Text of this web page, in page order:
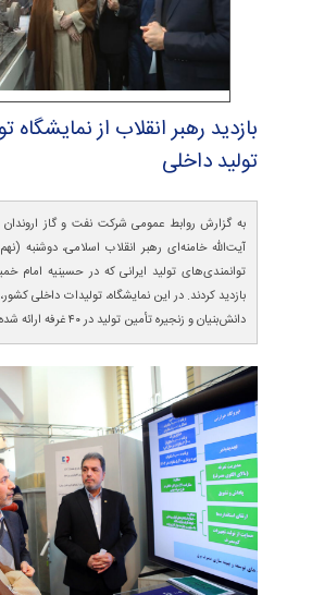
بازدید رهبر انقلاب از نمایشگاه
تولید داخلی
به گزارش روابط عمومی شرکت نفت و گاز
آیت‌الله خامنه‌ای رهبر انقلاب اسلامی، دوشنبه
توانمندی‌های تولید ایرانی که در حسینیه امام
بازدید کردند. در این نمایشگاه، تولیدات داخلی
دانش‌بنیان و زنجیره‌ تأمین تولید در ۴۰ غرفه ارائه شده است.